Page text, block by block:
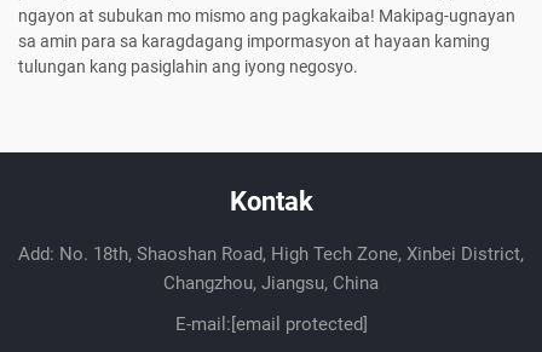
ngayon at subukan mo mismo ang pagkakaiba! Makipag-ugnayan
sa amin para sa karagdagang impormasyon at hayaan kaming
tulungan kang pasiglahin ang iyong negosyo.
Kontak
Add: No. 18th, Shaoshan Road, High Tech Zone, Xinbei District,
Changzhou, Jiangsu, China
E-mail:[email protected]